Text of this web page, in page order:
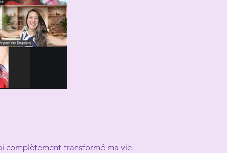
complètement transformé ma vie.